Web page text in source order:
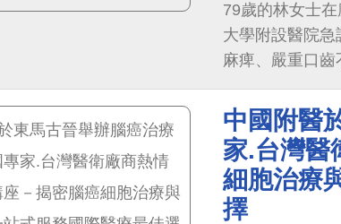
79歲的林女士
大學附設醫院
麻痺、嚴重口
要立即進行電腦
團隊先以無顯
損傷狀況，接
perfusion, CTP
可能突發的健
隊隨即啟動人工
中國附醫
家.台灣醫
細胞治療
擇